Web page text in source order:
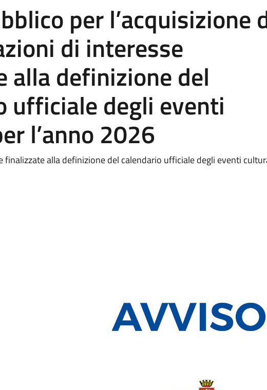
per l’acquisizione
di interesse
alla definizione del
ufficiale degli eventi
l’anno 2026
finalizzate alla definizione del calendario ufficiale degli eventi